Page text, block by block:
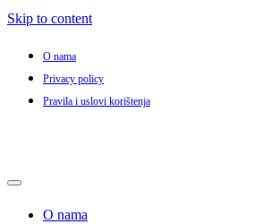
Skip to content
O nama
Privacy policy
Pravila i uslovi korištenja
O nama